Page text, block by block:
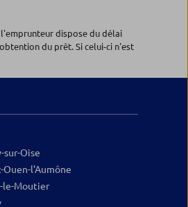
dispose du délai
du prêt. Si celui-ci n'est
sur-Oise
Ouen-l'Aumône
le-Moutier